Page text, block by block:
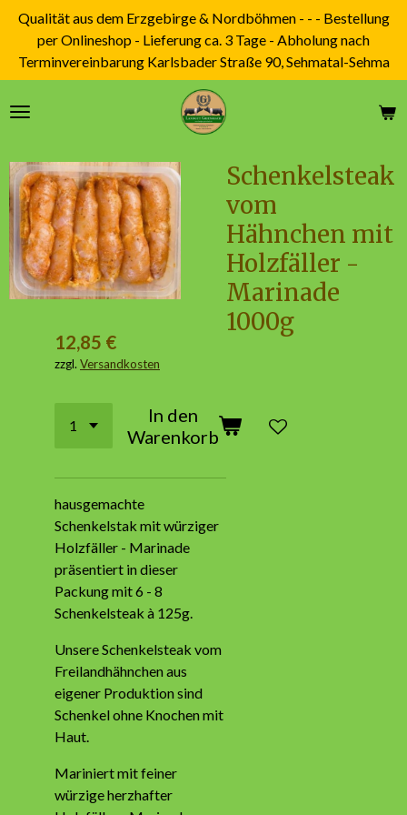
Zum
Hauptinhalt
springen
Qualität aus dem Erzgebirge & Nordböhmen - - - Bestellung
per Onlineshop - Lieferung ca. 3 Tage - Abholung nach
Terminvereinbarung Karlsbader Straße 90, Sehmatal-Sehma
Schenkelsteak
vom
Hähnchen mit
Holzfäller -
Marinade
1000g
12,85 €
zzgl. Versandkosten
In den
Warenkorb
hausgemachte
Schenkelstak mit würziger
Holzfäller - Marinade
präsentiert in dieser
Packung mit 6 - 8
Schenkelsteak à 125g.
Unsere Schenkelsteak vom
Freilandhähnchen aus
eigener Produktion sind
Schenkel ohne Knochen mit
Haut.
Mariniert mit feiner
würzige herzhafter